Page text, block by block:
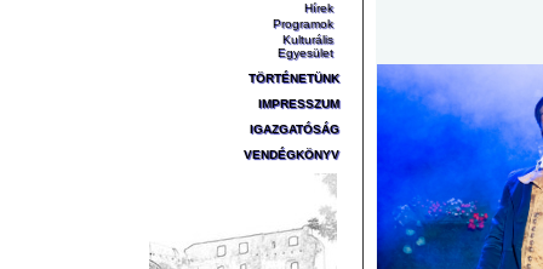
Hírek
Programok
Kulturális
Egyesület
TÖRTÉNETÜNK
IMPRESSZUM
IGAZGATÓSÁG
VENDÉGKÖNYV